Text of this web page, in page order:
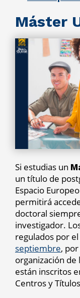
Máster
Si estudias un
un título de
Espacio
permitirá
doctoral
investigador.
regulados por el
septiembre,
organización de
están inscritos
Centros y